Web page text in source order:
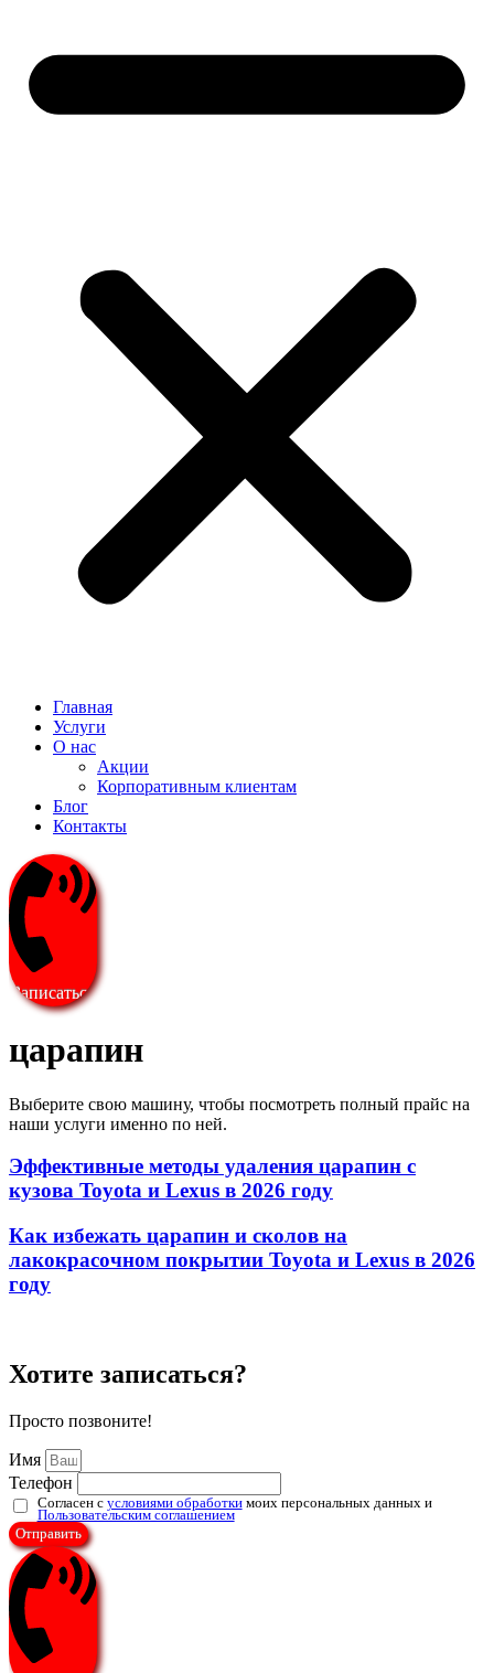
Главная
Услуги
О нас
Акции
Корпоративным клиентам
Блог
Контакты
Записаться
царапин
Выберите свою машину, чтобы посмотреть полный прайс на
наши услуги именно по ней.
Эффективные методы удаления царапин с
кузова Toyota и Lexus в 2026 году
Как избежать царапин и сколов на
лакокрасочном покрытии Toyota и Lexus в 2026
году
Хотите записаться?
Просто позвоните!
Имя
Телефон
Согласен с условиями обработкимоих персональных данных и
Пользовательским соглашением
Отправить